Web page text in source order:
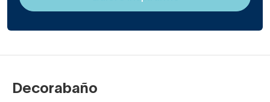
Decorabaño